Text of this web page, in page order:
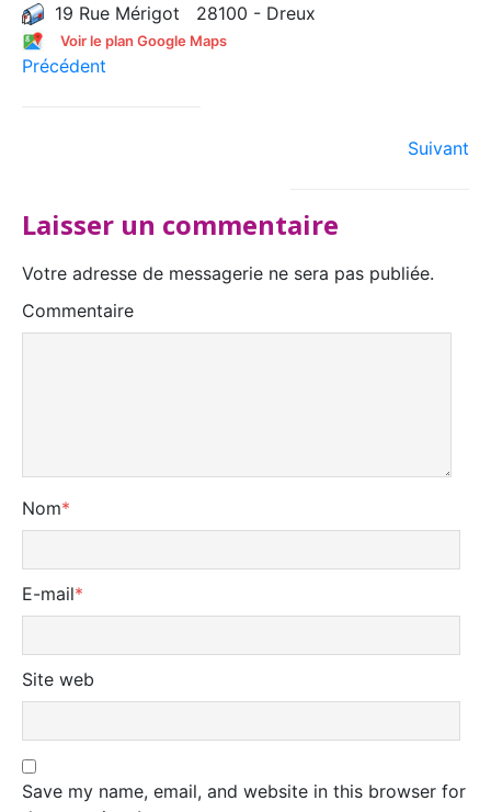
19 Rue Mérigot 28100 - Dreux
Voir le plan Google Maps
Précédent
Suivant
Laisser un commentaire
Votre adresse de messagerie ne sera pas publiée.
Commentaire
Nom*
E-mail*
Site web
Save my name, email, and website in this browser for